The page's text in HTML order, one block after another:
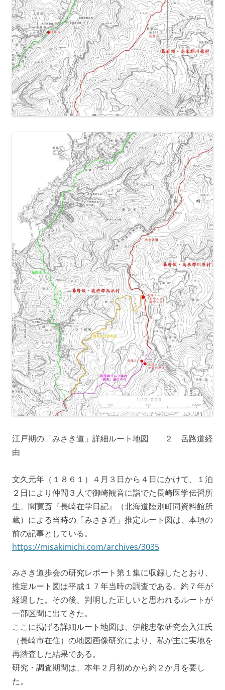
江戸期の「みさき道」詳細ルート地図 ２ 岳路道経
由
文久元年（１８６１）４月３日から４日にかけて、１泊
２日により仲間３人で御崎観音に詣でた長崎医学伝習所
生、関寛斎『長崎在学日記』（北海道陸別町同資料館所
蔵）による当時の「みさき道」推定ルート図は、本項の
前の記事としている。
https://misakimichi.com/archives/3035
みさき道歩会の研究レポート第１集に収録したとおり、
推定ルート図は平成１７年当時の調査である。約７年が
経過した。その後、判明した正しいと思われるルートが
一部区間に出てきた。
ここに掲げる詳細ルート地図は、伊能忠敬研究会入江氏
（長崎市在住）の地図画像研究により、私が主に実地を
再踏査した結果である。
研究・調査期間は、本年２月初めから約２か月を要し
た。